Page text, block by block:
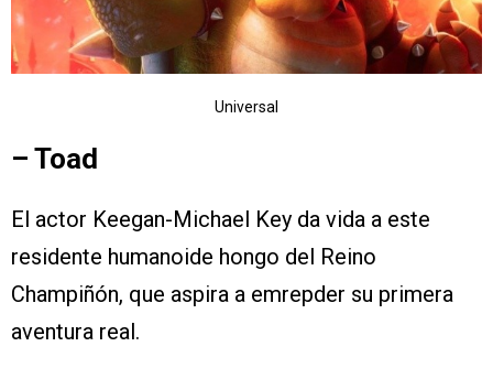
Universal
– Toad
El actor Keegan-Michael Key da vida a este
residente humanoide hongo del Reino
Champiñón, que aspira a emrepder su primera
aventura real.